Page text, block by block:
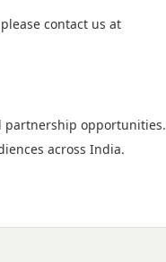
contact us at
partnership opportunities.
across India.